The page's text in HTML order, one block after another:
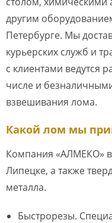
другим
Петербурге. Мы
курьерских служб и
с клиентами ведутся
числе и
взвешивания лома.
Какой лом мы
Компания «АЛМЕКО»
Липецке, а также
металла.
Быстрорезы.